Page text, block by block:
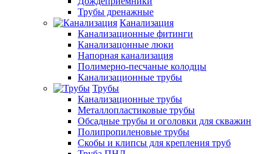
Трубы дренажные
Канализация
Канализационные фитинги
Канализацонные люки
Напорная канализация
Полимерно-песчаные колодцы
Канализационные трубы
Трубы
Канализационные трубы
Металлопластиковые трубы
Обсадные трубы и оголовки для скважин
Полипропиленовые трубы
Скобы и клипсы для крепления труб